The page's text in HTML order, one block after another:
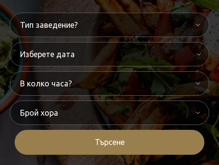
Изберете дата
Търсене